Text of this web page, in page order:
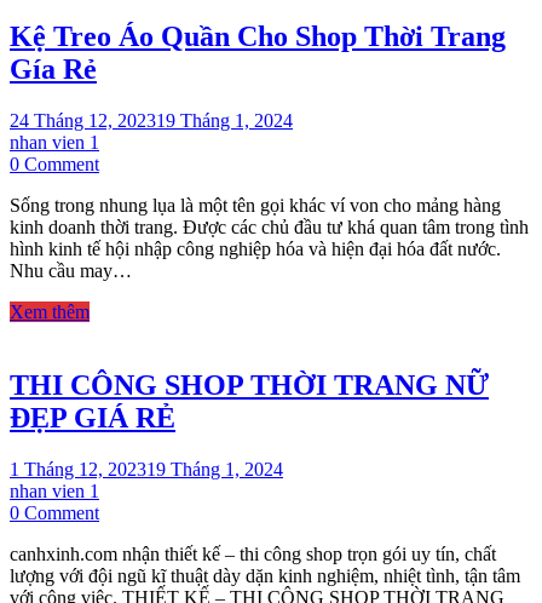
Kệ Treo Áo Quần Cho Shop Thời Trang
Gía Rẻ
24 Tháng 12, 202319 Tháng 1, 2024
nhan vien 1
0 Commenton
Treo
Áo
Quần
Cho
Rẻ
Sống trong nhung lụa là một tên gọi khác ví von cho mảng hàng
kinh doanh thời trang. Được các chủ đầu tư khá quan tâm trong tình
hình kinh tế hội nhập công nghiệp hóa và hiện đại hóa đất nước.
Nhu cầu may…
Xem thêm
THI CÔNG SHOP THỜI TRANG NỮ
ĐẸP GIÁ RẺ
1 Tháng 12, 202319 Tháng 1, 2024
nhan vien 1
0 Commenton
CÔNG
SHOP
THỜI
canhxinh.com nhận thiết kế – thi công shop trọn gói uy tín, chất
lượng với đội ngũ kĩ thuật dày dặn kinh nghiệm, nhiệt tình, tận tâm
với công việc. THIẾT KẾ – THI CÔNG SHOP THỜI TRANG